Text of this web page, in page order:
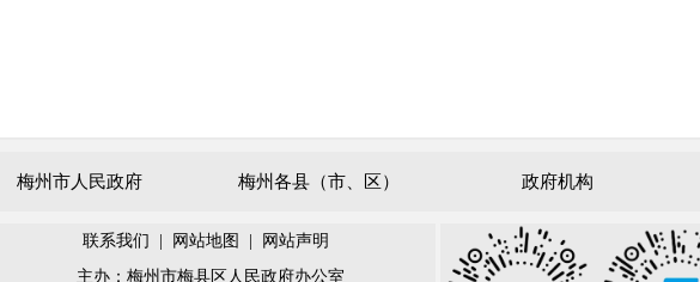
梅州市人民政府 梅州各县（市、区） 政府机构
联系我们 网站地图
网站声明
主办：梅州市梅县区人民政府办公室